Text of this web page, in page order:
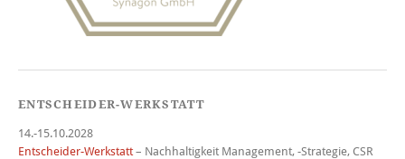
ENTSCHEIDER-WERKSTATT
14.-15.10.2028
Entscheider-Werkstatt – Nachhaltigkeit Management, -Strategie, CSR